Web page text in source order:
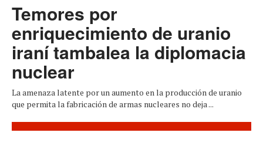
Temores por
enriquecimiento de uranio
iraní tambalea la diplomacia
nuclear
La amenaza latente por un aumento en la producción de uranio
que permita la fabricación de armas nucleares no deja ...